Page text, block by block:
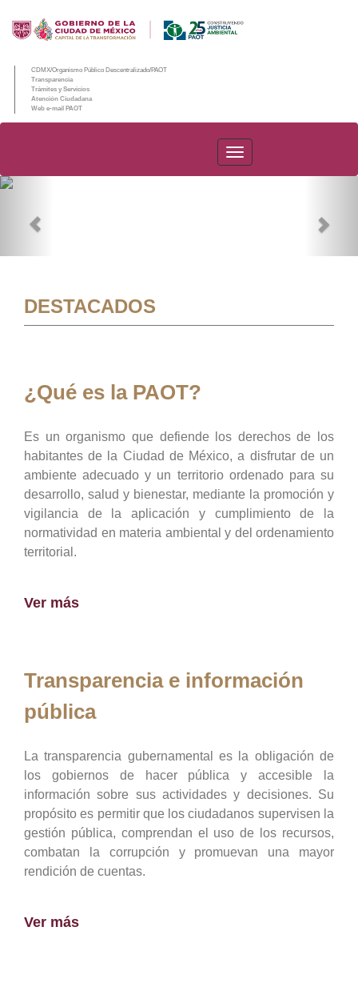
CDMX/Organismo Público Descentralizado/PAOT
Transparencia
Trámites y Servicios
Atención Ciudadana
Web e-mail PAOT
PAOT
DESTACADOS
¿Qué es la PAOT?
Es un organismo que defiende los derechos de los
habitantes de la Ciudad de México, a disfrutar de un
ambiente adecuado y un territorio ordenado para su
desarrollo, salud y bienestar, mediante la promoción y
vigilancia de la aplicación y cumplimiento de la
normatividad en materia ambiental y del ordenamiento
territorial.
Ver más
Transparencia e información
pública
La transparencia gubernamental es la obligación de
los gobiernos de hacer pública y accesible la
información sobre sus actividades y decisiones. Su
propósito es permitir que los ciudadanos supervisen la
gestión pública, comprendan el uso de los recursos,
combatan la corrupción y promuevan una mayor
rendición de cuentas.
Ver más